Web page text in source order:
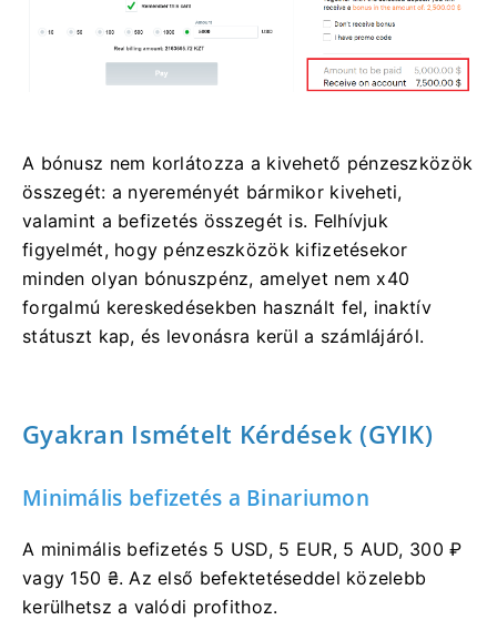
A bónusz nem korlátozza a kivehető pénzeszközök
összegét: a nyereményét bármikor kiveheti,
valamint a befizetés összegét is. Felhívjuk
figyelmét, hogy pénzeszközök kifizetésekor
minden olyan bónuszpénz, amelyet nem x40
forgalmú kereskedésekben használt fel, inaktív
státuszt kap, és levonásra kerül a számlájáról.
Gyakran Ismételt Kérdések (GYIK)
Minimális befizetés a Binariumon
A minimális befizetés 5 USD, 5 EUR, 5 AUD, 300 ₽
vagy 150 ₴. Az első befektetéseddel közelebb
kerülhetsz a valódi profithoz.